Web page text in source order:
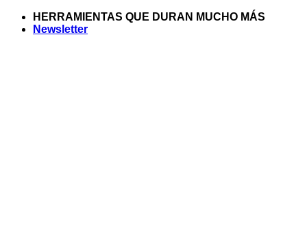
Saltar
HERRAMIENTAS QUE DURAN MUCHO MÁS
Newsletter